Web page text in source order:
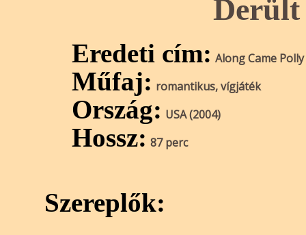
Derült
Eredeti cím: Along Came Polly
Műfaj: romantikus, vígjáték
Ország: USA (2004)
Hossz: 87 perc
Szereplők: